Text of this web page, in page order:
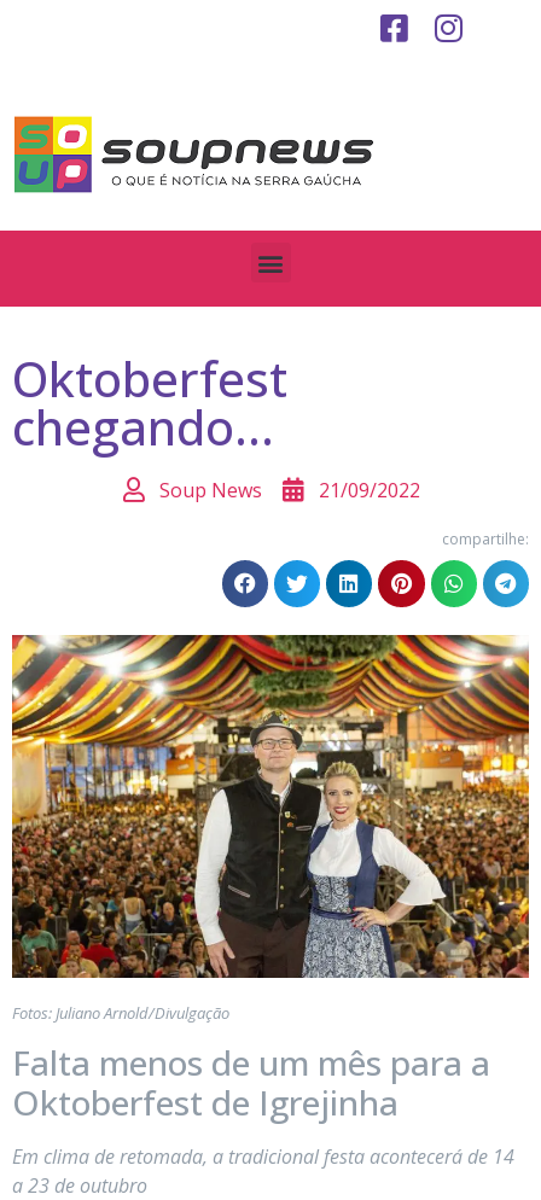
Oktoberfest
chegando…
Soup News 21/09/2022
compartilhe:
Fotos: Juliano Arnold/Divulgação
Falta menos de um mês para a
Oktoberfest de Igrejinha
Em clima de retomada, a tradicional festa acontecerá de 14
a 23 de outubro